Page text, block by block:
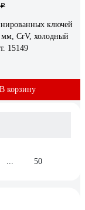
ключей
мм, CrV, холодный
15149
В корзину
50